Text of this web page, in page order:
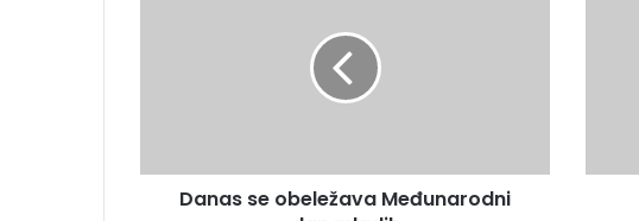
Danas se obeležava Međunarodni